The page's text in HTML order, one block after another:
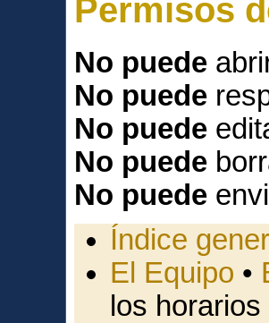
Permisos
No puede
No puede
No puede
No puede
No puede
Índice
El Equipo •
los